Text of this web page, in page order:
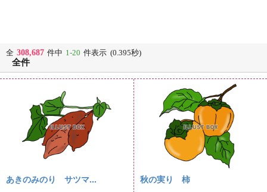
全 308,687 件中 1-20 件表示 (0.395秒)
全件
あきのみのり サツマ... 秋の実り 柿